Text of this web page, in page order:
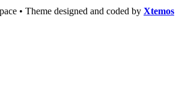
• Theme designed and coded by Xtemos